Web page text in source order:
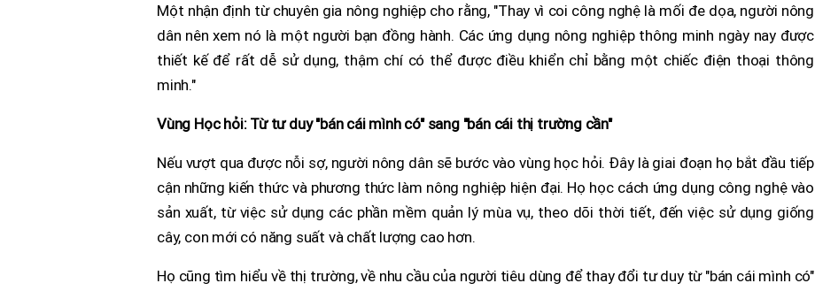
Một nhận định từ chuyên gia nông nghiệp cho rằng, "Thay vì coi công nghệ là mối đe dọa, người nông
dân nên xem nó là một người bạn đồng hành. Các ứng dụng nông nghiệp thông minh ngày nay được
thiết kế để rất dễ sử dụng, thậm chí có thể được điều khiển chỉ bằng một chiếc điện thoại thông
minh."
Vùng Học hỏi: Từ tư duy "bán cái mình có" sang "bán cái thị trường cần"
Nếu vượt qua được nỗi sợ, người nông dân sẽ bước vào vùng học hỏi. Đây là giai đoạn họ bắt đầu tiếp
cận những kiến thức và phương thức làm nông nghiệp hiện đại. Họ học cách ứng dụng công nghệ vào
sản xuất, từ việc sử dụng các phần mềm quản lý mùa vụ, theo dõi thời tiết, đến việc sử dụng giống
cây, con mới có năng suất và chất lượng cao hơn.
Họ cũng tìm hiểu về thị trường, về nhu cầu của người tiêu dùng để thay đổi tư duy từ "bán cái mình có"